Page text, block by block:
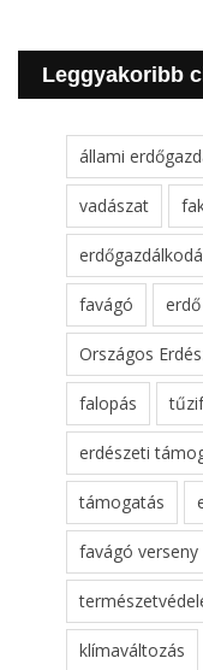
Leggyakoribb
állami
vadászat
favágó erdő
Országos
falopás
erdészeti
támogatás
favágó verseny
klímaváltozás